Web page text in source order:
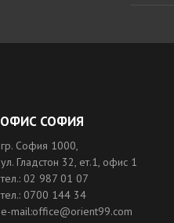
ОФИС СОФИЯ
гр. София 1000,
ул. Гладстон 32, ет.1, офис 1
тел.: 02 987 01 07
тел.: 0700 144 34
e-mail:office@orient99.com